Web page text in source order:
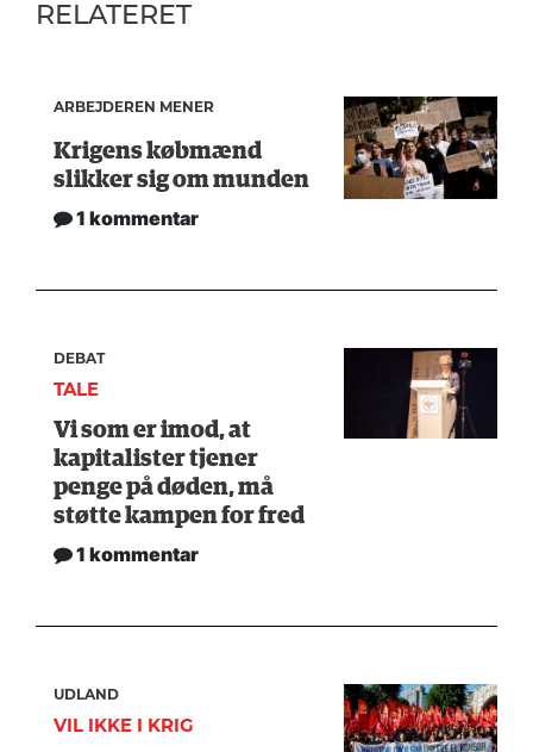
RELATERET
ARBEJDEREN MENER
Krigens købmænd
slikker sig om munden
1 kommentar
DEBAT
TALE
Vi som er imod, at
kapitalister tjener
penge på døden, må
støtte kampen for fred
1 kommentar
UDLAND
VIL IKKE I KRIG